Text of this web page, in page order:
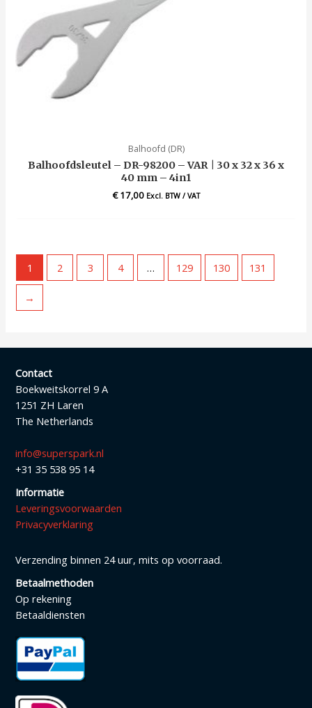
Balhoofd (DR)
Balhoofdsleutel – DR-98200 – VAR | 30 x 32 x 36 x
40 mm – 4in1
€17,00 Excl. BTW / VAT
1 2 3 4 … 129 130 131
→
Contact
Boekweitskorrel 9 A
1251 ZH Laren
The Netherlands
info@superspark.nl
+31 35 538 95 14
Informatie
Leveringsvoorwaarden
Privacyverklaring
Verzending binnen 24 uur, mits op voorraad.
Betaalmethoden
Op rekening
Betaaldiensten